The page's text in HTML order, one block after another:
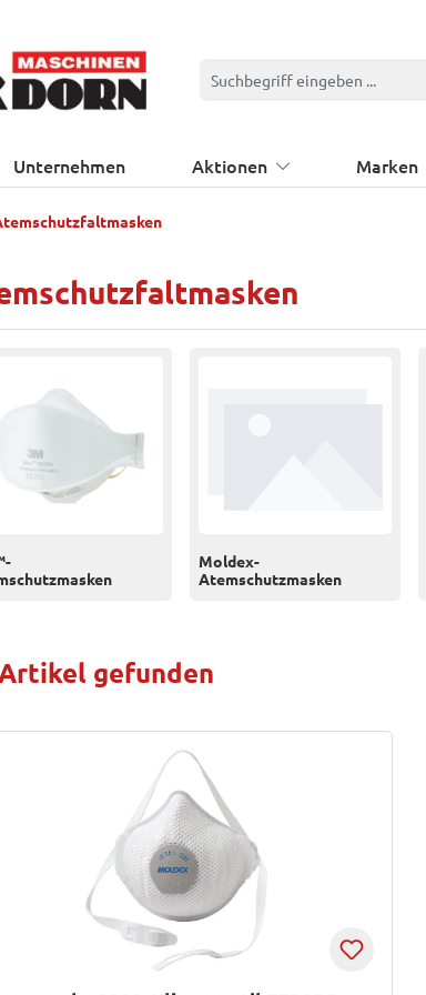
Unternehmen Aktionen Marken
Moldex-
Atemschutzmasken
gefunden